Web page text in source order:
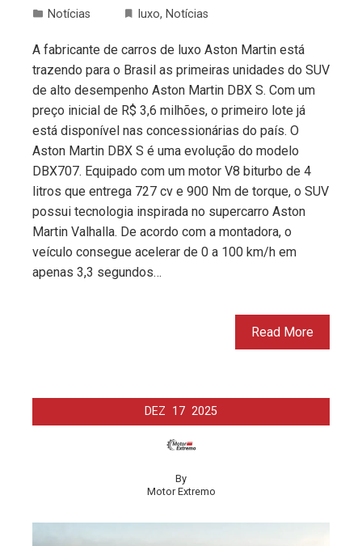
Notícias luxo, Notícias
A fabricante de carros de luxo Aston Martin está
trazendo para o Brasil as primeiras unidades do SUV
de alto desempenho Aston Martin DBX S. Com um
preço inicial de R$ 3,6 milhões, o primeiro lote já
está disponível nas concessionárias do país. O
Aston Martin DBX S é uma evolução do modelo
DBX707. Equipado com um motor V8 biturbo de 4
litros que entrega 727 cv e 900 Nm de torque, o SUV
possui tecnologia inspirada no supercarro Aston
Martin Valhalla. De acordo com a montadora, o
veículo consegue acelerar de 0 a 100 km/h em
apenas 3,3 segundos…
Read More
DEZ 17 2025
By
Motor Extremo